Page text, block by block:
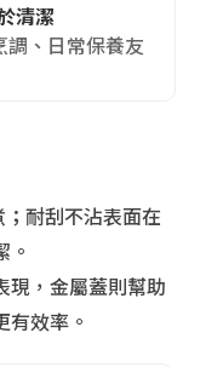
清潔
調、日常保養友
耐刮不沾表面在
。
現，金屬蓋則幫助
效率。